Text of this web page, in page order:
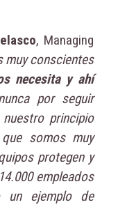
, Managing
muy conscientes
necesita y ahí
por seguir
principio
somos muy
protegen y
empleados
un ejemplo de